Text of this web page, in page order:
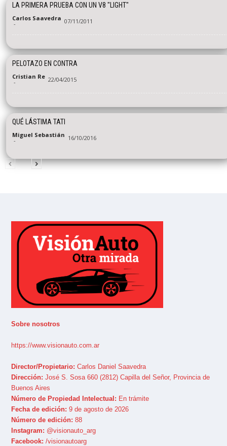
LA PRIMERA PRUEBA CON UN V8 "LIGHT"
Carlos Saavedra
- 07/11/2011
PELOTAZO EN CONTRA
Cristian Re
- 22/04/2015
QUÉ LÁSTIMA TATI
Miguel Sebastián
- 16/10/2016
Sobre nosotros
https://www.visionauto.com.ar
Director/Propietario: Carlos Daniel Saavedra
Dirección: José S. Sosa 660 (2812) Capilla del Señor, Provincia de
Buenos Aires
Número de Propiedad Intelectual: En trámite
Fecha de edición: 9 de agosto de 2026
Número de edición: 88
Instagram: @visionauto_arg
Facebook: /visionautoarg